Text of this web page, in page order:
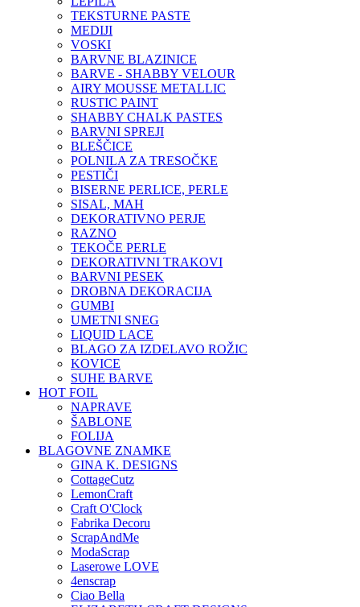
TEKSTURNE PASTE
MEDIJI
VOSKI
BARVNE BLAZINICE
BARVE - SHABBY VELOUR
AIRY MOUSSE METALLIC
RUSTIC PAINT
SHABBY CHALK PASTES
BARVNI SPREJI
BLEŠČICE
POLNILA ZA TRESOČKE
PESTIČI
BISERNE PERLICE, PERLE
SISAL, MAH
DEKORATIVNO PERJE
RAZNO
TEKOČE PERLE
DEKORATIVNI TRAKOVI
BARVNI PESEK
DROBNA DEKORACIJA
GUMBI
UMETNI SNEG
LIQUID LACE
BLAGO ZA IZDELAVO ROŽIC
KOVICE
SUHE BARVE
HOT FOIL
NAPRAVE
ŠABLONE
FOLIJA
BLAGOVNE ZNAMKE
GINA K. DESIGNS
CottageCutz
LemonCraft
Craft O'Clock
Fabrika Decoru
ScrapAndMe
ModaScrap
Laserowe LOVE
4enscrap
Ciao Bella